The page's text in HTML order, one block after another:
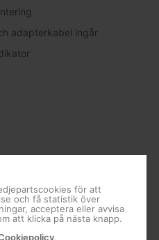
adapterkabel ingår
Fullband) avser en
som använder ett brett
en betydande del av,
är tillgängligt för
användas i
kabeldragningar krävs,
för att
och få statistik över
acceptera eller avvisa
att klicka på nästa knapp.
.